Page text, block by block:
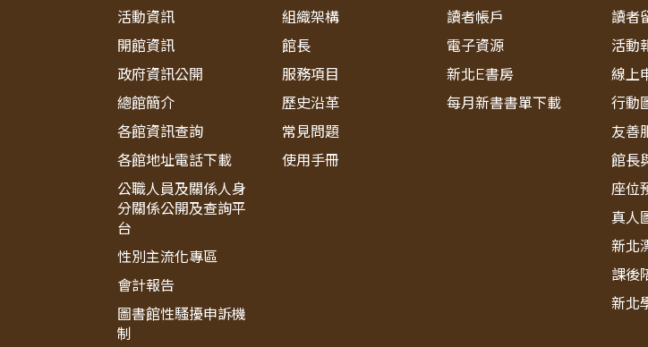
活動資訊
開館資訊
政府資訊公開
總館簡介
各館資訊查詢
各館地址電話下載
公職人員及關係人身
分關係公開及查詢平
台
性別主流化專區
會計報告
圖書館性騷擾申訴機
制
組織架構
館長
服務項目
歷史沿革
常見問題
使用手冊
讀者帳戶
電子資源
新北E書房
每月新書書單下載
讀者
活動
線上
行動
友善
館長
座位
真人
新北
課後
新北